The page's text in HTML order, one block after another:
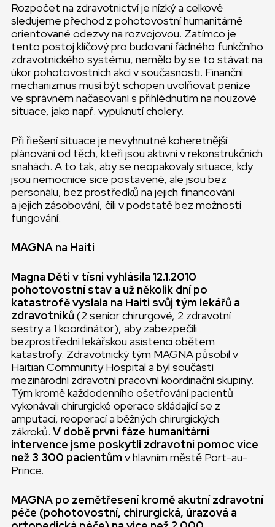
Rozpočet na zdravotnictví je nízký a celkově
sledujeme přechod z pohotovostní humanitárně
orientované odezvy na rozvojovou. Zatímco je
tento postoj klíčový pro budovaní řádného funkčního
zdravotnického systému, nemělo by se to stávat na
úkor pohotovostních akcí v současnosti. Finanční
mechanizmus musí být schopen uvolňovat peníze
ve správném načasovaní s přihlédnutím na nouzové
situace, jako např. vypuknutí cholery.
Při řiešení situace je nevyhnutné koheretnější
plánování od těch, kteří jsou aktivní v rekonstrukčních
snahách. A to tak, aby se neopakovaly situace, kdy
jsou nemocnice sice postavené, ale jsou bez
personálu, bez prostředků na jejich financování
a jejich zásobování, čili v podstatě bez možnosti
fungování.
MAGNA na Haiti
Magna Děti v tísni vyhlásila 12.1.2010
pohotovostní stav a už několik dní po
katastrofě vyslala na Haiti svůj tým lekářů a
zdravotníků(2 senior chirurgové, 2 zdravotní
sestry a 1 koordinátor), aby zabezpečili
bezprostřední lekářskou asistenci obětem
katastrofy. Zdravotnický tým MAGNA působil v
Haitian Community Hospital a byl součástí
mezinárodní zdravotní pracovní koordinační skupiny.
Tým kromě každodenního ošetřování pacientů
vykonávali chirurgické operace skládající se z
amputací, reoperací a běžných chirurgických
zákroků. V době první fáze humanitární
intervence jsme poskytli zdravotní pomoc více
než 3 300 pacientům v hlavním městě Port-au-
Prince.
MAGNA po zemětřesení kromě akutní zdravotní
péče (pohotovostní, chirurgická, úrazová a